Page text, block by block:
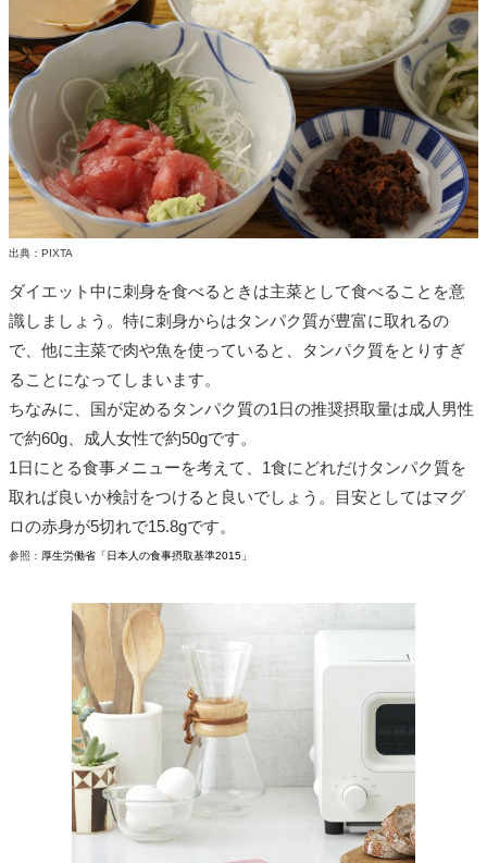
出典：PIXTA
ダイエット中に刺身を食べるときは主菜として食べることを意
識しましょう。特に刺身からはタンパク質が豊富に取れるの
で、他に主菜で肉や魚を使っていると、タンパク質をとりすぎ
ることになってしまいます。
ちなみに、国が定めるタンパク質の1日の推奨摂取量は成人男性
で約60g、成人女性で約50gです。
1日にとる食事メニューを考えて、1食にどれだけタンパク質を
取れば良いか検討をつけると良いでしょう。目安としてはマグ
ロの赤身が5切れで15.8gです。
参照： 厚生労働省「日本人の食事摂取基準2015」